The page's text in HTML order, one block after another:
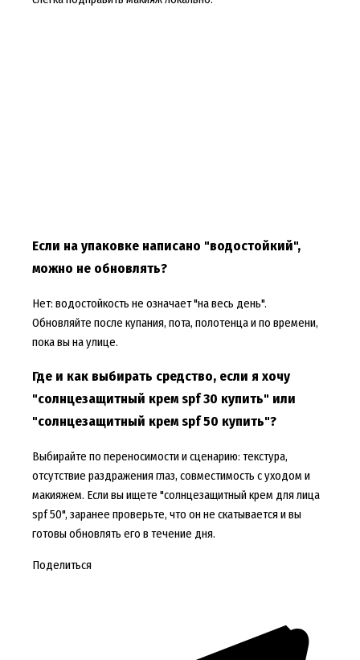
Если на упаковке написано "водостойкий",
можно не обновлять?
Нет: водостойкость не означает "на весь день".
Обновляйте после купания, пота, полотенца и по времени,
пока вы на улице.
Где и как выбирать средство, если я хочу
"солнцезащитный крем spf 30 купить" или
"солнцезащитный крем spf 50 купить"?
Выбирайте по переносимости и сценарию: текстура,
отсутствие раздражения глаз, совместимость с уходом и
макияжем. Если вы ищете "солнцезащитный крем для лица
spf 50", заранее проверьте, что он не скатывается и вы
готовы обновлять его в течение дня.
Поделиться